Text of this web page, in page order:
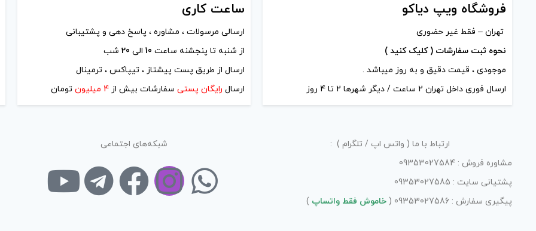
فروشگاه ویپ دیاکو
تهران – فقط غیر حضوری
نحوه ثبت سفارشات ( کلیک کنید )
موجودی ، قیمت دقیق و به روز میباشد .
ارسال فوری داخل تهران 2 ساعت / دیگر شهرها 2 تا 4 روز
ساعت کاری
ارسالی مرسولات ، مشاوره ، پاسخ دهی و پشتیبانی
از شنبه تا پنجشنه ساعت 10الی 20شب
ارسال از طریق پست پیشتاز ، تیپاکس ، ترمینال
ارسال رایگان پستی سفارشات بیش از 4 میلیون تومان
ارتباط با ما ( واتس اپ / تلگرام ) :
مشاوره فروش : 09353027584
پشتیانی سایت : 09353027585
پیگیری سفارش : 09353027586 (
خاموش فقط واتساپ )
شبکه‌های اجتماعی